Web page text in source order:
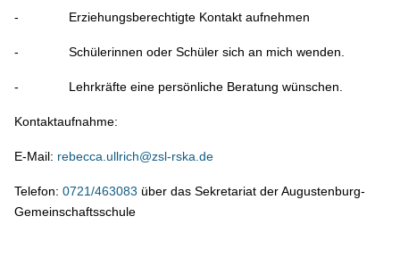
- Erziehungsberechtigte Kontakt aufnehmen
- Schülerinnen oder Schüler sich an mich wenden.
- Lehrkräfte eine persönliche Beratung wünschen.
Kontaktaufnahme:
E-Mail: rebecca.ullrich@zsl-rska.de
Telefon:0721/463083 über das Sekretariat der Augustenburg-
Gemeinschaftsschule